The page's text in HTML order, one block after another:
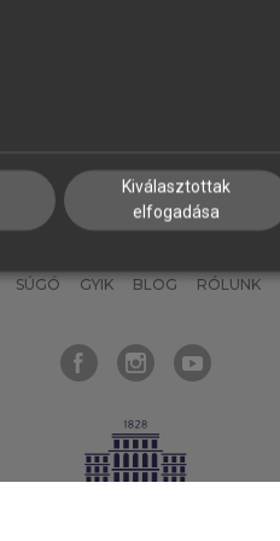
SÚGÓ GYIK BLOG RÓLUNK
Kiválasztottak
elfogadása